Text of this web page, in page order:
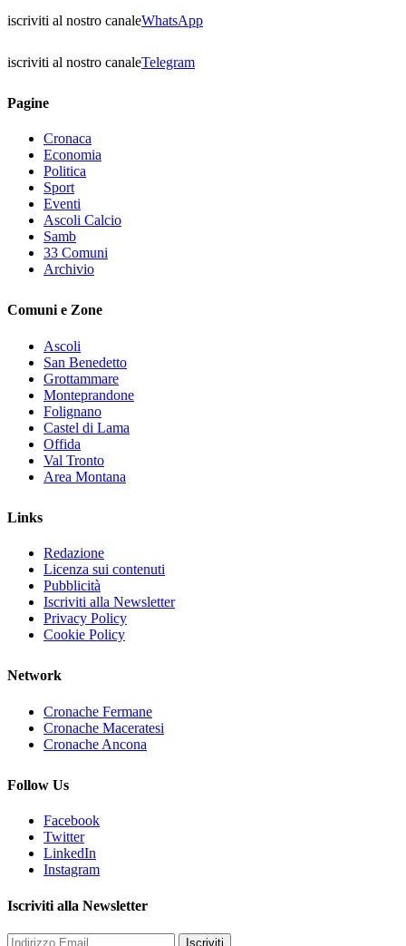
iscriviti al nostro canaleWhatsApp
iscriviti al nostro canaleTelegram
Pagine
Cronaca
Economia
Politica
Sport
Eventi
Ascoli Calcio
Samb
33 Comuni
Archivio
Comuni e Zone
Ascoli
San Benedetto
Grottammare
Monteprandone
Folignano
Castel di Lama
Offida
Val Tronto
Area Montana
Links
Redazione
Licenza sui contenuti
Pubblicità
Iscriviti alla Newsletter
Privacy Policy
Cookie Policy
Network
Cronache Fermane
Cronache Maceratesi
Cronache Ancona
Follow Us
Facebook
Twitter
LinkedIn
Instagram
Iscriviti alla Newsletter
Iscriviti